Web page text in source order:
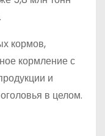
кормов,
кормление с
и
в целом.